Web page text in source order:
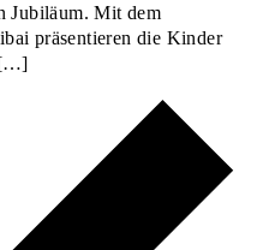
Jubiläum. Mit dem
präsentieren die Kinder
[…]